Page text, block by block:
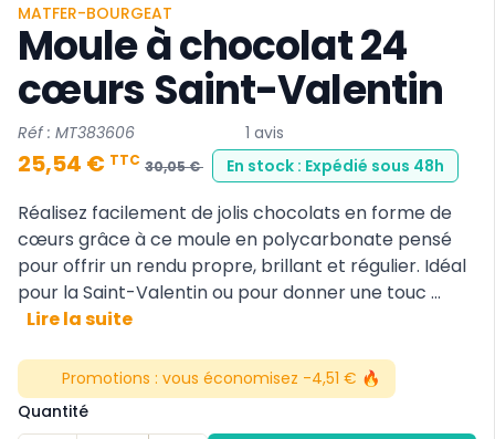
MATFER-BOURGEAT
Moule à chocolat 24
cœurs Saint-Valentin
Réf : MT383606 1 avis
25,54 € TTC 30,05 € En stock : Expédié sous 48h
Réalisez facilement de jolis chocolats en forme de
cœurs grâce à ce moule en polycarbonate pensé
pour offrir un rendu propre, brillant et régulier. Idéal
pour la Saint-Valentin ou pour donner une touc ...
Lire la suite
Promotions : vous économisez -4,51 € 🔥
Quantité